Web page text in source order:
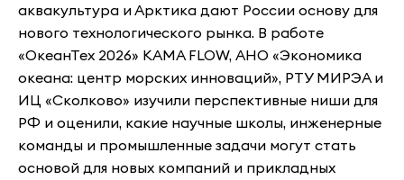
аквакультура и Арктика дают России основу для
нового технологического рынка. В работе
«ОкеанТех 2026» KAMA FLOW, АНО «Экономика
океана: центр морских инноваций», РТУ МИРЭА и
ИЦ «Сколково» изучили перспективные ниши для
РФ и оценили, какие научные школы, инженерные
команды и промышленные задачи могут стать
основой для новых компаний и прикладных